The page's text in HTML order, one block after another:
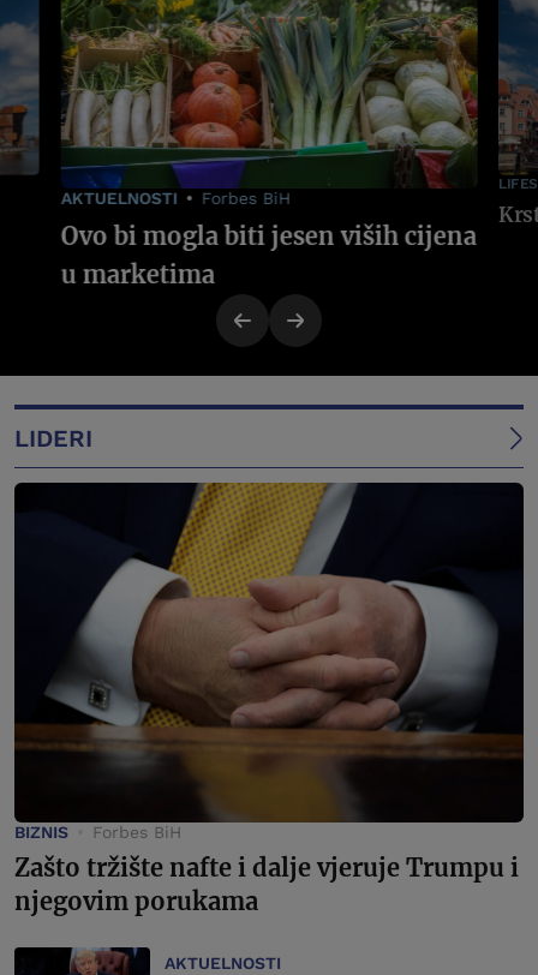
AKTUELNOSTI Forbes BiH
Ovo bi mogla biti jesen viših cijena
u marketima
LIDERI
BIZNIS Forbes BiH
Zašto tržište nafte i dalje vjeruje Trumpu i
njegovim porukama
AKTUELNOSTI